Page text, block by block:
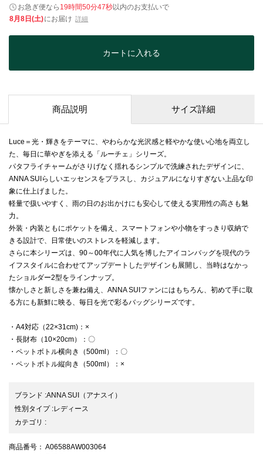
お急ぎ便なら 19時間50分47秒以内のお支払いで
8月8日(土)にお届け 詳細
カートに入れる
商品説明 サイズ詳細
Luce＝光・輝きをテーマに、やわらかな光沢感と軽やかな使い心地を両立し
た、毎日に華やぎを添える「ルーチェ」シリーズ。
パタフライチャームがさりげなく揺れるシンプルで洗練されたデザインに、
ANNA SUIらしいエッセンスをプラスし、カジュアルになりすぎない上品な印
象に仕上げました。
軽量で扱いやすく、雨の日のお出かけにも安心して使える実用性の高さも魅
力。
外装・内装ともにポケットを備え、スマートフォンや小物をすっきり収納で
きる設計で、日常使いのストレスを軽減します。
さらに本シリーズは、90～00年代に人気を博したアイコンバッグを現代のラ
イフスタイルに合わせてアップデートしたデザインも展開し、当時はなかっ
たショルダー2型をラインナップ。
懐かしさと新しさを兼ね備え、ANNA SUIファンにはもちろん、初めて手に取
る方にも新鮮に映る、毎日を光で彩るバッグシリーズです。
・A4対応（22×31cm)：×
・長財布（10×20cm）：〇
・ペットボトル横向き（500ml）：〇
・ペットボトル縦向き（500ml）：×
ブランド :ANNA SUI （アナスイ）
性別タイプ:レディース
カテゴリ :
商品番号 ： A06588AW003064